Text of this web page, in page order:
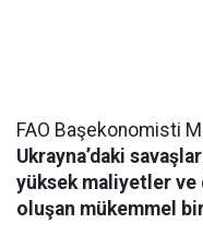
FAO Başekonomisti
Ukrayna’daki
yüksek maliyetler
oluşan mükemmel bir